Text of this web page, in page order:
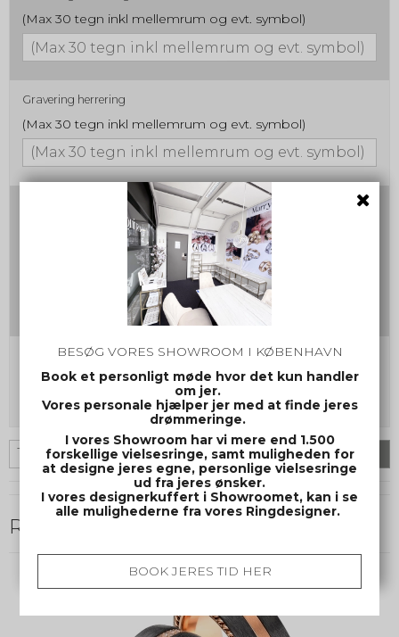
(Max 30 tegn inkl mellemrum og evt. symbol)
Gravering herrering
(Max 30 tegn inkl mellemrum og evt. symbol)
Skrifttype nr. samt evt. symbol
Ved valg af symbol, skriv gerne i parentes, hvor symbolet
ønskes placeret. f.eks. Jonas (symbol a) 12/12-2012
(symbol a) Ellers placeres symbolet sidst i
graveringsteksten. Max. 30 tegn inkl. mellemrum.
Kommentar til bestilling
par Køb
Relaterede produkter
BESØG VORES SHOWROOM I KØBENHAVN
Book et personligt møde hvor det kun handler
om jer.
Vores personale hjælper jer med at finde jeres
drømmeringe.
I vores Showroom har vi mere end 1.500
forskellige vielsesringe, samt muligheden for
at designe jeres egne, personlige vielsesringe
ud fra jeres ønsker.
I vores designerkuffert i Showroomet, kan i se
alle mulighederne fra vores Ringdesigner.
BOOK JERES TID HER